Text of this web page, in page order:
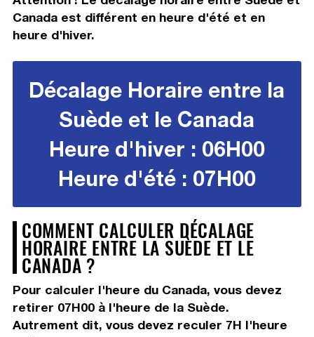
Canada est différent en heure d'été et en
heure d'hiver.
Décalage Horaire entre la
Suède et le Canada
Heure d'hiver : 06H00
Heure d'été : 07H00
COMMENT CALCULER DÉCALAGE
HORAIRE ENTRE LA SUÈDE ET LE
CANADA ?
Pour calculer l'heure du Canada, vous devez
retirer 07H00à l'heure de la Suède.
Autrement dit, vous devez reculer 7H l'heure